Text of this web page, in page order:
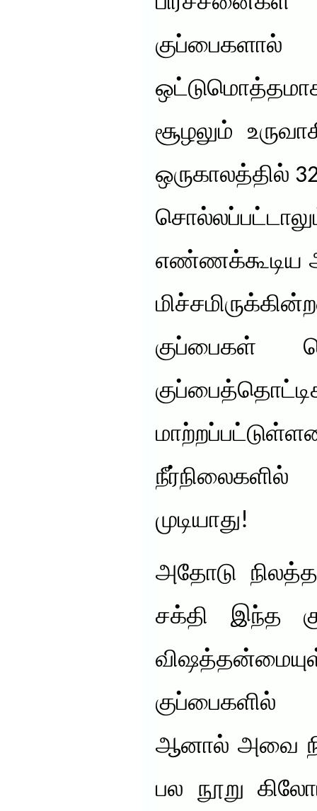
குப்பைகளால்
சூழலும்
ஒருகாலத்தில்
எண்ணக்கூடிய
குப்பைகள்
முடியாது!
அதோடு
சக்தி இந்த
குப்பைகளில்
ஆனால் அவை
பல நூறு